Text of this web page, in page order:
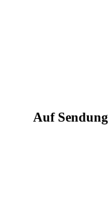
Auf Sendung